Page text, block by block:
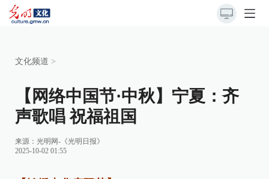
文化频道 >
【网络中国节·中秋】宁夏：齐
声歌唱 祝福祖国
来源： 光明网-《光明日报》
2025-10-02 01:55